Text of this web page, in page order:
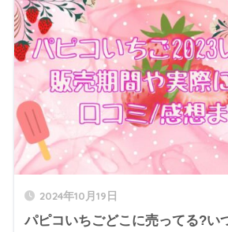
2024年10月19日
パピコいちごどこに売ってる?い